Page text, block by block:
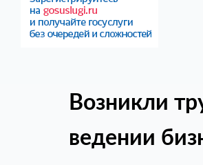
Возникли
ведении